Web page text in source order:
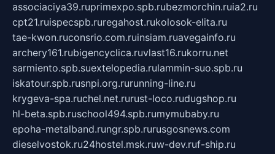
associaciya39.ruprimexpo.spb.rubezmorchin.ruia2.ru
cpt21.ruispecspb.ruregahost.rukolosok-elita.ru
tae-kwon.ruconsrio.com.ruinsiam.ruavegainfo.ru
archery161.rubigencyclica.ruvlast16.rukorru.net
sarmiento.spb.suextelopedia.rulammin-suo.spb.ru
iskatour.spb.rusnpi.org.rurunning-line.ru
krygeva-spa.ruchel.net.rurust-loco.rudugshop.ru
hl-beta.spb.ruschool494.spb.rumymubaby.ru
epoha-metalband.rungr.spb.rurusgosnews.com
dieselvostok.ru24hostel.msk.ruw-dev.ruf-ship.ru